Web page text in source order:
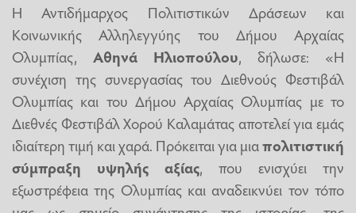
Η Αντιδήμαρχος Πολιτιστικών Δράσεων και
Κοινωνικής Αλληλεγγύης του Δήμου Αρχαίας
Ολυμπίας, Αθηνά Ηλιοπούλου, δήλωσε: «Η
συνέχιση της συνεργασίας του Διεθνούς Φεστιβάλ
Ολυμπίας και του Δήμου Αρχαίας Ολυμπίας με το
Διεθνές Φεστιβάλ Χορού Καλαμάτας αποτελεί για εμάς
ιδιαίτερη τιμή και χαρά. Πρόκειται για μιαπολιτιστική
σύμπραξη υψηλής αξίας, που ενισχύει την
εξωστρέφεια της Ολυμπίας και αναδεικνύει τον τόπο